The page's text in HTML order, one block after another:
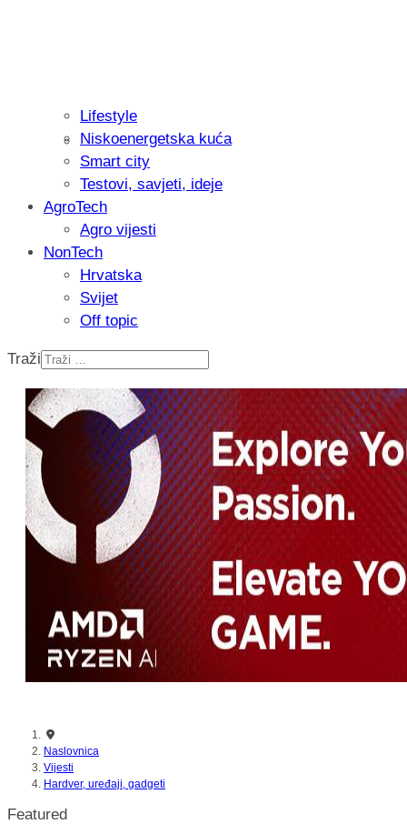
Isprobali smo: Thermostar
Recenzija: Einhell Professional CP-
nikada prije
Lifestyle
Niskoenergetska kuća
Smart city
Testovi, savjeti, ideje
AgroTech
Agro vijesti
NonTech
Hrvatska
Svijet
Off topic
Traži
Naslovnica
Vijesti
Hardver, uređaji, gadgeti
Featured